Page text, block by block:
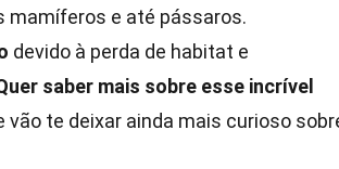
mamíferos e até pássaros.
devido à perda de habitat e
saber mais sobre esse incrível
te deixar ainda mais curioso